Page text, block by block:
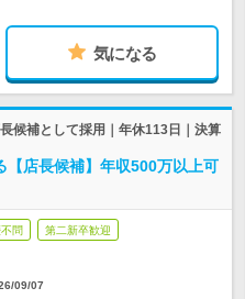
気になる
候補として採用｜年休113日｜決算
【店長候補】年収500万以上可
問 第二新卒歓迎
09/07